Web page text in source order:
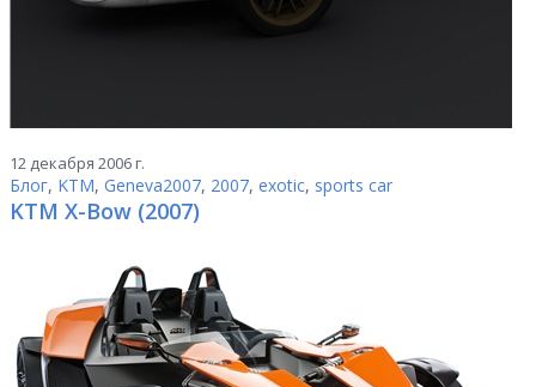
12 декабря 2006 г.
Блог, KTM, Geneva2007, 2007, exotic, sports car
KTM X-Bow (2007)